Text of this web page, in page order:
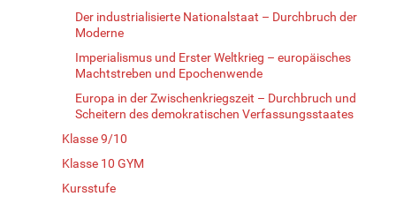
Der industrialisierte Nationalstaat – Durchbruch der
Moderne
Imperialismus und Erster Weltkrieg – europäisches
Machtstreben und Epochenwende
Europa in der Zwischenkriegszeit – Durchbruch und
Scheitern des demokratischen Verfassungsstaates
Klasse 9/10
Klasse 10 GYM
Kursstufe